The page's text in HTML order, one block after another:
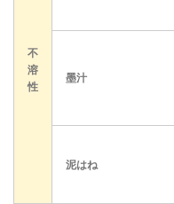
不
溶
性
墨汁
泥はね